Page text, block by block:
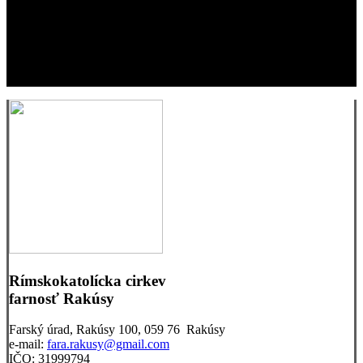
Rímskokatolícka cirkev
farnosť Rakúsy
Farský úrad, Rakúsy 100, 059 76 Rakúsy
e-mail: fara.rakusy@gmail.com
IČO: 31999794